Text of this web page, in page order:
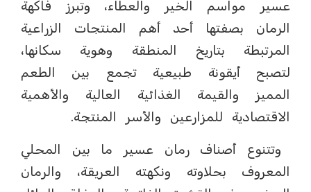
عسير مواسم الخير والعطاء، وتبرز فاكهة
الرمان بصفتها أحد أهم المنتجات الزراعية
المرتبطة بتاريخ المنطقة وهوية سكانها،
لتصبح أيقونة طبيعية تجمع بين الطعم
المميز والقيمة الغذائية العالية والأهمية
الاقتصادية للمزارعين والأسر المنتجة.
وتتنوع أصناف رمان عسير ما بين المحلي
المعروف بحلاوته ونكهته العريقة، والرمان